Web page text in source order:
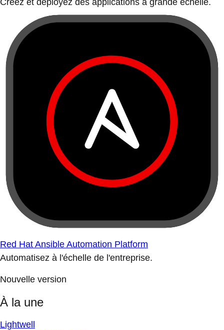
Créez et déployez des applications à grande échelle.
Red Hat Ansible Automation Platform
Automatisez à l'échelle de l'entreprise.
Nouvelle version
À la une
Lightwell